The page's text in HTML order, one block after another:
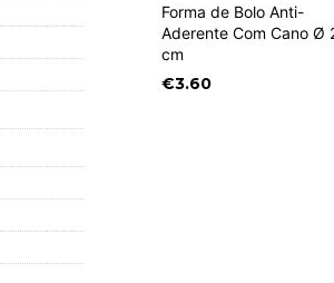
Forma de Bolo Anti-
Aderente Com Cano Ø
cm
€3.60